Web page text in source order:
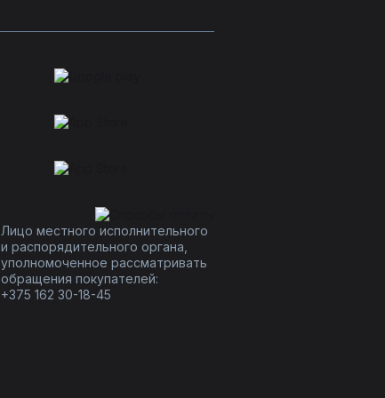
Лицо местного исполнительного
и распорядительного органа,
уполномоченное рассматривать
обращения покупателей:
+375 162 30-18-45